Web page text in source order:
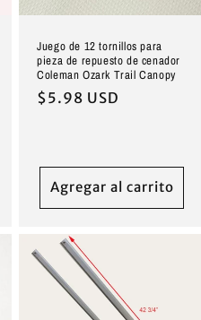
Juego de 12 tornillos para
pieza de repuesto de cenador
Coleman Ozark Trail Canopy
Precio
$5.98 USD
Agregar al carrito